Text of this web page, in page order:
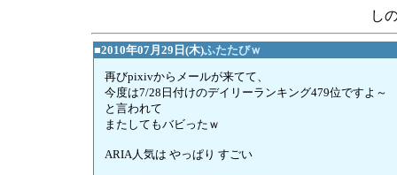
し
■2010年07月29日(木)ふたたびｗ
再びpixivからメールが来てて、
今度は7/28日付けのデイリーランキング479位ですよ～
と言われて
またしてもバビったｗ
ARIA人気は やっぱり すごい